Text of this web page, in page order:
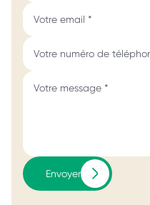
Envoyer